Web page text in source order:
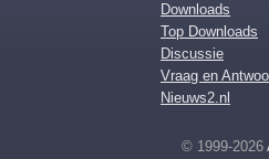
Downloads
Top Downloads
Discussie
Vraag en
Nieuws2.nl
© 1999-2026